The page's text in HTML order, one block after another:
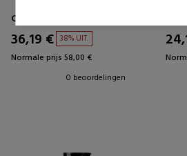
Conditioners
36,19 € 38% UIT.
Normale prijs 58,00 €
0 beoordelingen